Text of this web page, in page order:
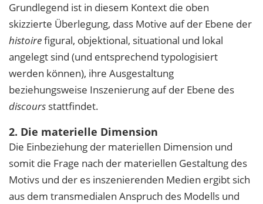
Grundlegend ist in diesem Kontext die oben
skizzierte Überlegung, dass Motive auf der Ebene der
histoirefigural, objektional, situational und lokal
angelegt sind (und entsprechend typologisiert
werden können), ihre Ausgestaltung
beziehungsweise Inszenierung auf der Ebene des
discours stattfindet.
2. Die materielle Dimension
Die Einbeziehung der materiellen Dimension und
somit die Frage nach der materiellen Gestaltung des
Motivs und der es inszenierenden Medien ergibt sich
aus dem transmedialen Anspruch des Modells und